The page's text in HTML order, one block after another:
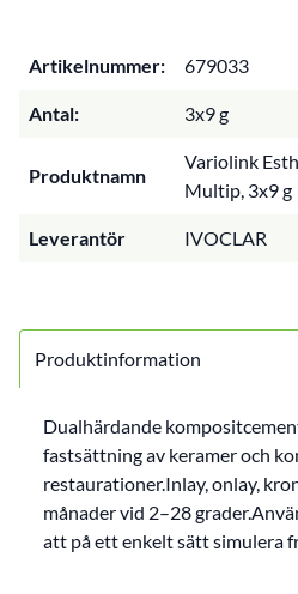
Artikelnummer: 679033
Antal: 3x9 g
Produktnamn
Variolink
Multip, 3x9 g
Leverantör IVOCLAR
Produktinformation
Dualhärdande
fastsättning av keramer och
restaurationer.Inlay, onlay,
månader vid 2–28
att på ett enkelt sätt simulera